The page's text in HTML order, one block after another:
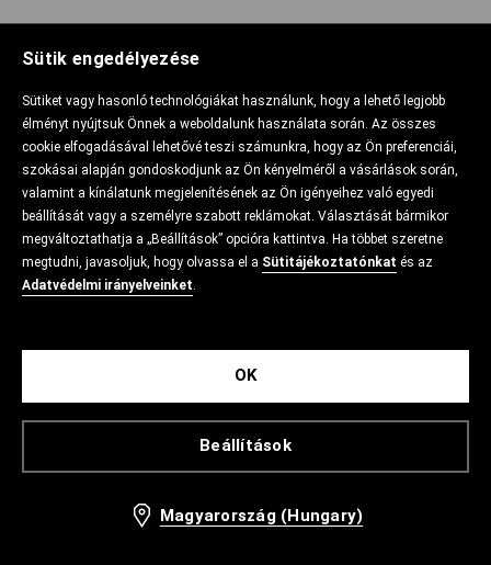
Sütik engedélyezése
Sütiket vagy hasonló technológiákat használunk, hogy a lehető legjobb
élményt nyújtsuk Önnek a weboldalunk használata során. Az összes
cookie elfogadásával lehetővé teszi számunkra, hogy az Ön preferenciái,
szokásai alapján gondoskodjunk az Ön kényelméről a vásárlások során,
valamint a kínálatunk megjelenítésének az Ön igényeihez való egyedi
beállítását vagy a személyre szabott reklámokat. Választását bármikor
megváltoztathatja a „Beállítások” opcióra kattintva. Ha többet szeretne
megtudni, javasoljuk, hogy olvassa el a Sütitájékoztatónkat és az
Adatvédelmi irányelveinket.
Beállítások
OK
Magyarország (Hungary)